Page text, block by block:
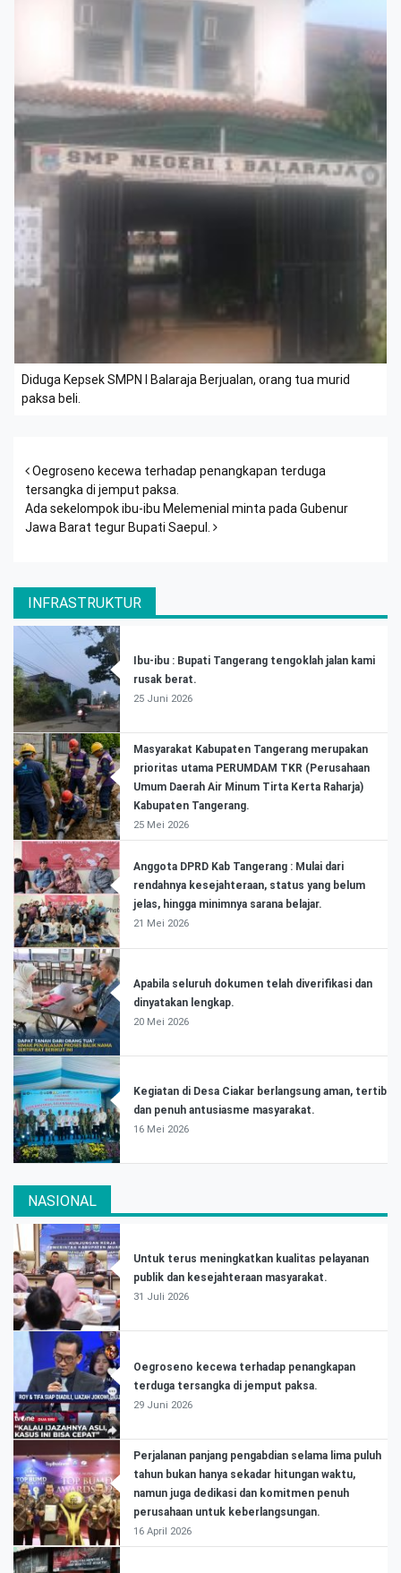
Diduga Kepsek SMPN I Balaraja Berjualan, orang tua murid
paksa beli.
Post navigation
Oegroseno kecewa terhadap penangkapan terduga
tersangka di jemput paksa.
Ada sekelompok ibu-ibu Melemenial minta pada Gubenur
Jawa Barat tegur Bupati Saepul.
INFRASTRUKTUR
Ibu-ibu : Bupati Tangerang tengoklah jalan kami
rusak berat.
25 Juni 2026
Masyarakat Kabupaten Tangerang merupakan
prioritas utama PERUMDAM TKR (Perusahaan
Umum Daerah Air Minum Tirta Kerta Raharja)
Kabupaten Tangerang.
25 Mei 2026
Anggota DPRD Kab Tangerang : Mulai dari
rendahnya kesejahteraan, status yang belum
jelas, hingga minimnya sarana belajar.
21 Mei 2026
Apabila seluruh dokumen telah diverifikasi dan
dinyatakan lengkap.
20 Mei 2026
Kegiatan di Desa Ciakar berlangsung aman, tertib
dan penuh antusiasme masyarakat.
16 Mei 2026
NASIONAL
Untuk terus meningkatkan kualitas pelayanan
publik dan kesejahteraan masyarakat.
31 Juli 2026
Oegroseno kecewa terhadap penangkapan
terduga tersangka di jemput paksa.
29 Juni 2026
Perjalanan panjang pengabdian selama lima puluh
tahun bukan hanya sekadar hitungan waktu,
namun juga dedikasi dan komitmen penuh
perusahaan untuk keberlangsungan.
16 April 2026